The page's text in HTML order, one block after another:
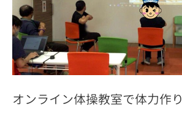
オンライン体操教室で体力作り